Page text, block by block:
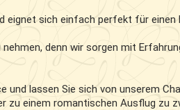
sich einfach perfekt für
denn wir sorgen mit
und lassen Sie sich von unserem
zu einem romantischen Ausflug zu